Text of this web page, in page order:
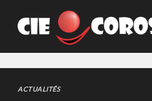
content
ACTUALITÉS